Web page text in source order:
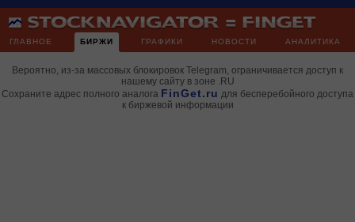
ГЛАВНОЕ БИРЖИ ГРАФИКИ НОВОСТИ АНАЛИТИКА
Вероятно, из-за массовых блокировок Telegram, ограничивается доступ к
нашему сайту в зоне .RU
Сохраните адрес полного аналога FinGet.ru для бесперебойного доступа
к биржевой информации